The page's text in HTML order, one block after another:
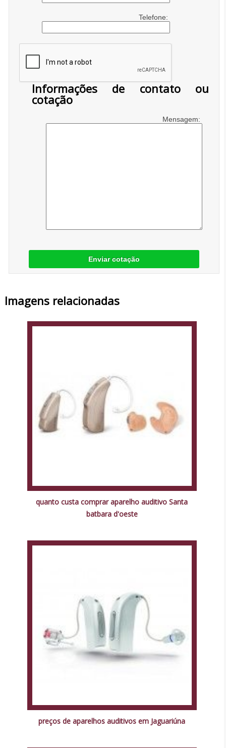
Telefone:
Informações de contato ou
cotação
Mensagem:
Enviar cotação
Imagens relacionadas
quanto custa comprar aparelho auditivo Santa
batbara d'oeste
preços de aparelhos auditivos em Jaguariúna